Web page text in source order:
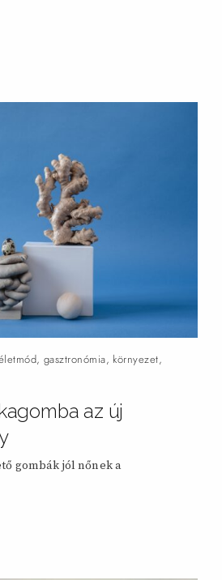
, gasztronómia, környezet,
az új
gombák jól nőnek a